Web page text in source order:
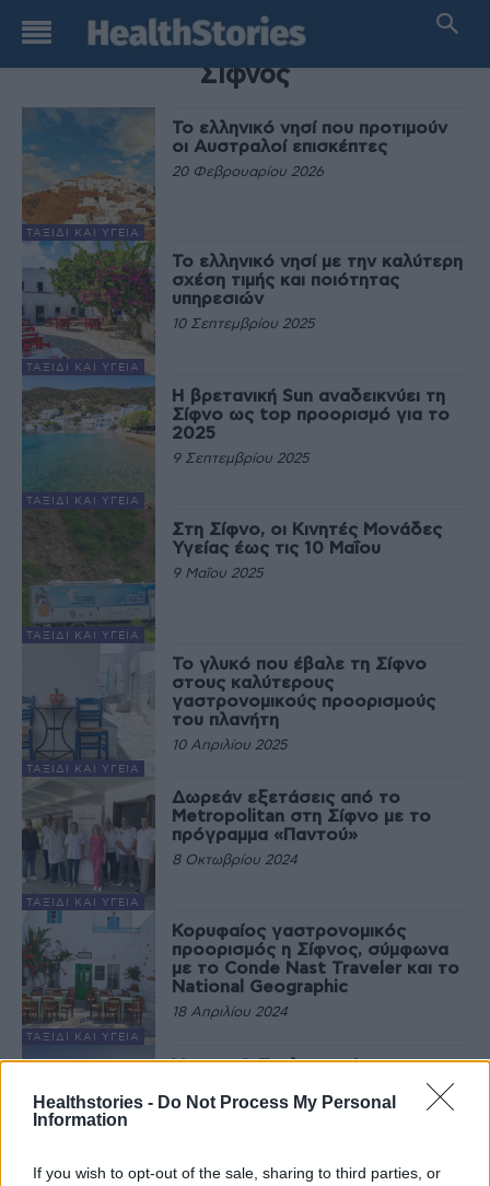
Healthstories - Do Not Process My Personal
Information
If you wish to opt-out of the sale, sharing to third parties, or
TAG
Σίφνος
ΤΑΞΊΔΙ ΚΑΙ ΥΓΕΊΑ
Το ελληνικό νησί που προτιμούν
οι Αυστραλοί επισκέπτες
20 Φεβρουαρίου 2026
ΤΑΞΊΔΙ ΚΑΙ ΥΓΕΊΑ
Το ελληνικό νησί με την καλύτερη
σχέση τιμής και ποιότητας
υπηρεσιών
10 Σεπτεμβρίου 2025
ΤΑΞΊΔΙ ΚΑΙ ΥΓΕΊΑ
Η βρετανική Sun αναδεικνύει τη
Σίφνο ως top προορισμό για το
2025
9 Σεπτεμβρίου 2025
ΤΑΞΊΔΙ ΚΑΙ ΥΓΕΊΑ
Στη Σίφνο, οι Κινητές Μονάδες
Υγείας έως τις 10 Μαΐου
9 Μαΐου 2025
ΤΑΞΊΔΙ ΚΑΙ ΥΓΕΊΑ
Το γλυκό που έβαλε τη Σίφνο
στους καλύτερους
γαστρονομικούς προορισμούς
του πλανήτη​​​​​​​​​​​
10 Απριλίου 2025
ΤΑΞΊΔΙ ΚΑΙ ΥΓΕΊΑ
Δωρεάν εξετάσεις από το
Metropolitan στη Σίφνο με το
πρόγραμμα «Παντού»
8 Οκτωβρίου 2024
ΤΑΞΊΔΙ ΚΑΙ ΥΓΕΊΑ
Κορυφαίος γαστρονομικός
προορισμός η Σίφνος, σύμφωνα
με το Conde Nast Traveler και το
National Geographic
18 Απριλίου 2024
ΤΑΞΊΔΙ ΚΑΙ ΥΓΕΊΑ
Vogue: Ο Τσελεμεντές και το
καλύτερα μέρη του κόσμου